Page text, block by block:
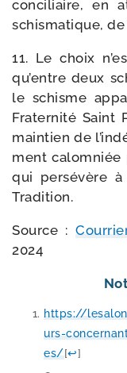
conci­liaire, en
schis­ma­tique,
11. Le choix
qu’entre deux
le schisme
Fraternité Saint
main­tien de
ment
qui per­sé­vère à
Tradition.
Source :
2024
https://​
u​r​s​-​
es/[↩]